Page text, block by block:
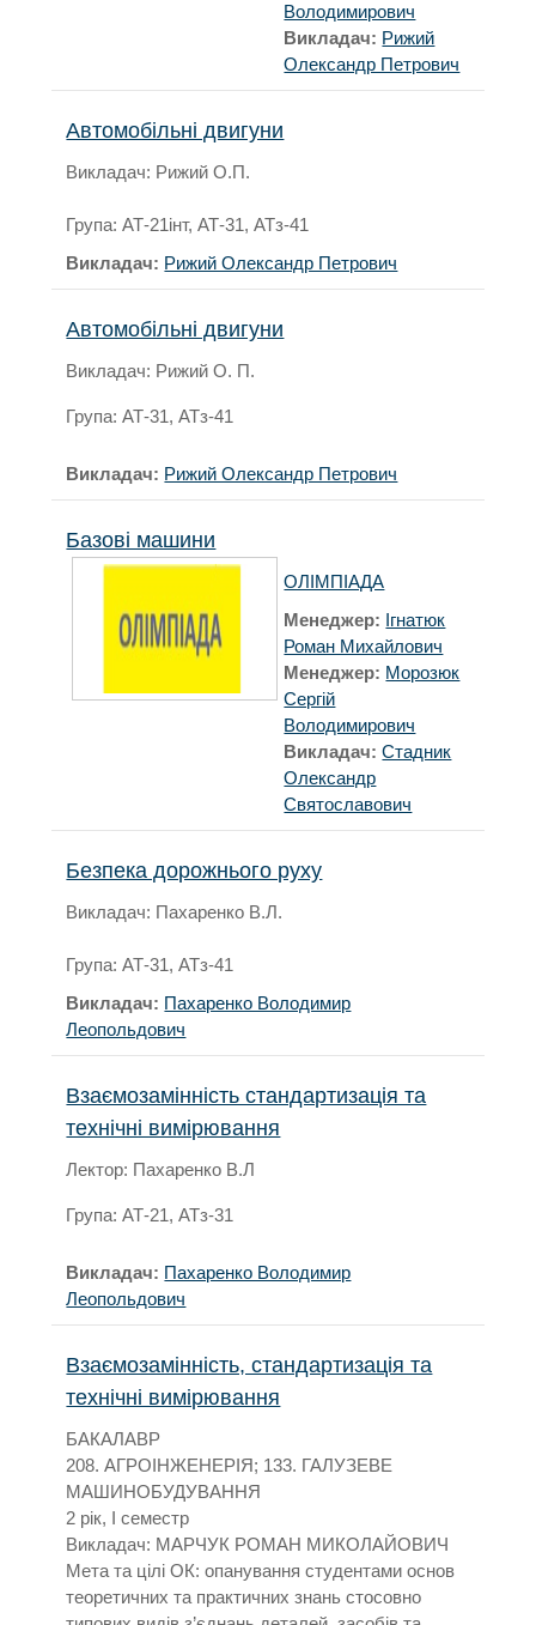
Володимирович
Викладач: Рижий
Олександр Петрович
Автомобільні двигуни
Викладач: Рижий О.П.
Група: АТ-21інт, АТ-31, АТз-41
Викладач: Рижий Олександр Петрович
Автомобільні двигуни
Викладач: Рижий О. П.
Група: АТ-31, АТз-41
Викладач: Рижий Олександр Петрович
Базові машини
ОЛІМПІАДА
Менеджер: Ігнатюк
Роман Михайлович
Менеджер: Морозюк
Сергій
Володимирович
Викладач:Стадник
Олександр
Святославович
Безпека дорожнього руху
Викладач: Пахаренко В.Л.
Група: АТ-31, АТз-41
Викладач: Пахаренко Володимир
Леопольдович
Взаємозамінність стандартизація та
технічні вимірювання
Лектор: Пахаренко В.Л
Група: АТ-21,АТз-31
Викладач: Пахаренко Володимир
Леопольдович
Взаємозамінність, стандартизація та
технічні вимірювання
БАКАЛАВР
208. АГРОІНЖЕНЕРІЯ; 133. ГАЛУЗЕВЕ
МАШИНОБУДУВАННЯ
2 рік, I семестр
Викладач: МАРЧУК РОМАН МИКОЛАЙОВИЧ
Мета та цілі ОК: опанування студентами основ
теоретичних та практичних знань стосовно